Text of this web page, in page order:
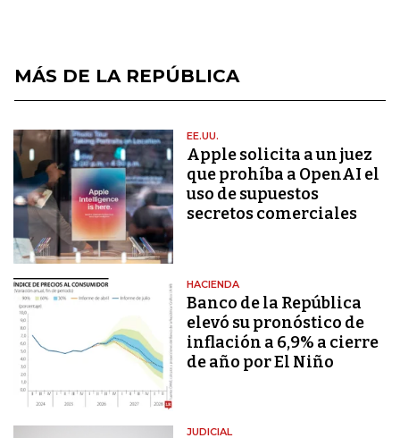
MÁS DE LA REPÚBLICA
EE.UU.
Apple solicita a un juez
que prohíba a OpenAI el
uso de supuestos
secretos comerciales
HACIENDA
Banco de la República
elevó su pronóstico de
inflación a 6,9% a cierre
de año por El Niño
JUDICIAL